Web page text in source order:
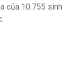
của 10.755 sinh